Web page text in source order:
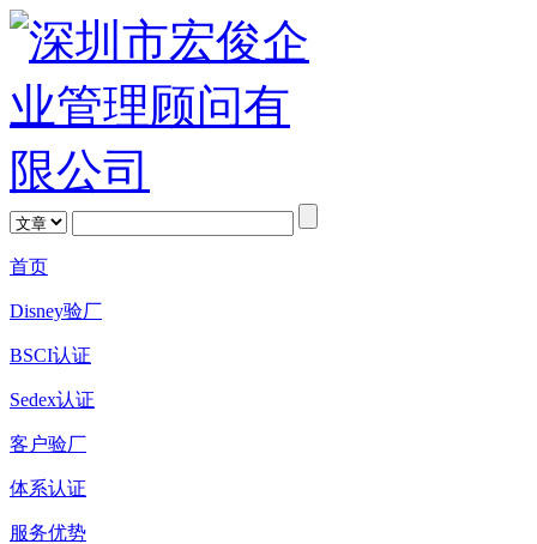
首页
Disney验厂
BSCI认证
Sedex认证
客户验厂
体系认证
服务优势